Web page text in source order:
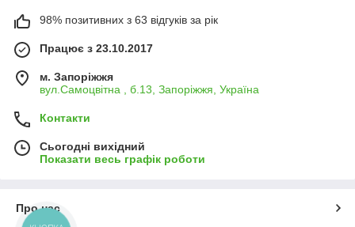
98% позитивних з 63 відгуків за рік
Працює з 23.10.2017
м. Запоріжжя
вул.Самоцвітна , б.13, Запоріжжя, Україна
Контакти
Сьогодні вихідний
Показати весь графік роботи
Про нас